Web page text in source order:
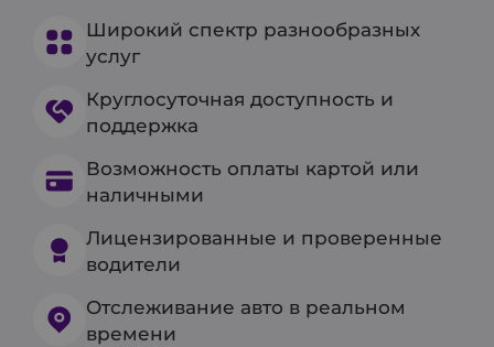
Широкий спектр разнообразных
услуг
Круглосуточная доступность и
поддержка
Возможность оплаты картой или
наличными
Лицензированные и проверенные
водители
Отслеживание авто в реальном
времени